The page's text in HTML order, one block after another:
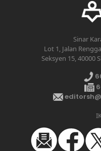
Sinar
Lot 1, Jalan
Seksyen 15, 40000